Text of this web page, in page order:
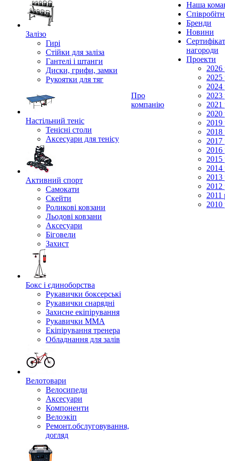
Залізо
Гирі
Стійки для заліза
Гантелі і штанги
Диски, грифи, замки
Рукоятки для тяг
Настільний теніс
Тенісні столи
Аксесуари для тенісу
Активний спорт
Самокати
Скейти
Роликові ковзани
Льодові ковзани
Аксесуари
Біговели
Захист
Бокс і єдиноборства
Рукавички боксерські
Рукавички снарядні
Захисне екіпірування
Рукавички ММА
Екіпірування тренера
Обладнання для залів
Велотовари
Велосипеди
Аксесуари
Компоненти
Велоэкіп
Ремонт.обслуговування,
догляд
Про
компанію
Наша
Бренди
Новини
нагороди
Проекти
2026
2025
2024
2023
2021
2020
2019
2018
2017
2016
2015
2014
2013
2012
2011
2010